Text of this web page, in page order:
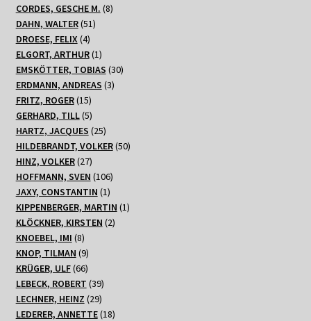
CORDES, GESCHE M. 88
DAHN, WALTER 5151
DROESE, FELIX 44
Produkte
ELGORT, ARTHUR 11
Produkt
EMSKÖTTER, TOBIAS 3030
ERDMANN, ANDREAS 33
FRITZ, ROGER 1515
Produkte
GERHARD, TILL 55
Produkte
HARTZ, JACQUES 2525
Produkte
HILDEBRANDT, VOLKER 5050
HINZ, VOLKER 2727
Produkte
HOFFMANN, SVEN 106106
Produkte
JAXY, CONSTANTIN 11
Produkt
KIPPENBERGER, MARTIN 11
KLÖCKNER, KIRSTEN 22
KNOEBEL, IMI 88
Produkte
KNOP, TILMAN 99
Produkte
KRÜGER, ULF 6666
Produkte
LEBECK, ROBERT 3939
Produkte
LECHNER, HEINZ 2929
Produkte
LEDERER, ANNETTE 1818